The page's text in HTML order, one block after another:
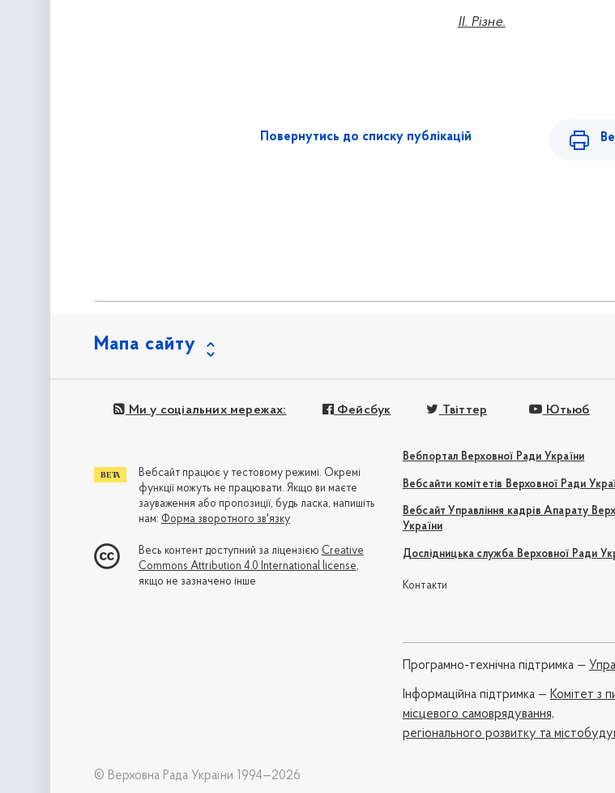
II. Різне.
Повернутись до списку публікацій
Мапа сайту
Ми у соціальних мережах: Фейсбук Твіттер Ютьюб
Вебпортал Верховної Ради України
Вебсайти комітетів Верховної Ради
Вебсайт Управління кадрів Апарату
України
Дослідницька служба Верховної Ради
Контакти
Програмно-технічна підтримка —
Iнформаційна підтримка — Комітет з
місцевого самоврядування,
регіонального розвитку та
Вебсайт працює у тестовому режимі. Окремі
функції можуть не працювати. Якщо ви маєте
зауваження або пропозиції, будь ласка, напишіть
нам: Форма зворотного зв'язку
Весь контент доступний за ліцензією Creative
Commons Attribution 4.0 International license,
якщо не зазначено інше
© Верховна Рада України 1994—2026